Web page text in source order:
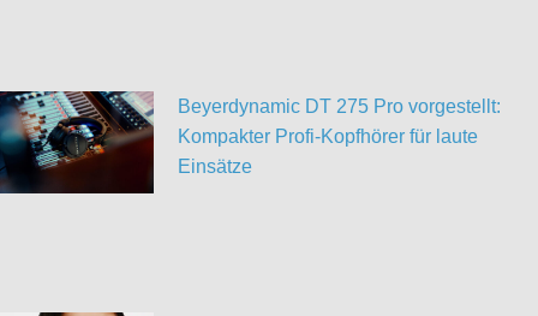
Beyerdynamic DT 275 Pro vorgestellt:
Kompakter Profi-Kopfhörer für laute
Einsätze